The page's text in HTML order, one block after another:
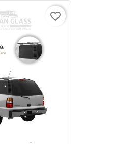
favorite_border